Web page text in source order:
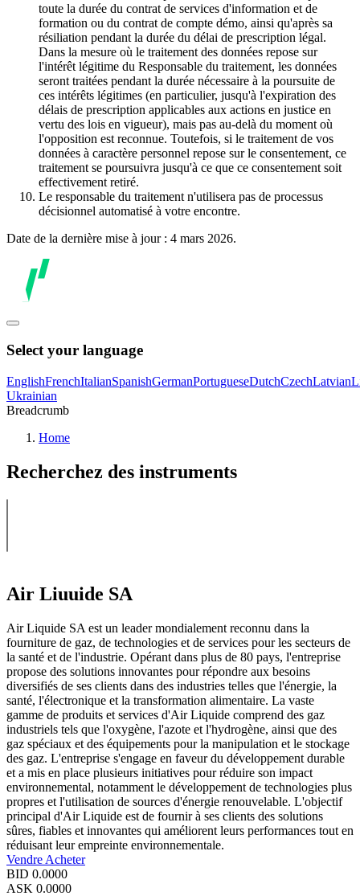
toute la durée du contrat de services d'information et de
formation ou du contrat de compte démo, ainsi qu'après sa
résiliation pendant la durée du délai de prescription légal.
Dans la mesure où le traitement des données repose sur
l'intérêt légitime du Responsable du traitement, les données
seront traitées pendant la durée nécessaire à la poursuite de
ces intérêts légitimes (en particulier, jusqu'à l'expiration des
délais de prescription applicables aux actions en justice en
vertu des lois en vigueur), mais pas au-delà du moment où
l'opposition est reconnue. Toutefois, si le traitement de vos
données à caractère personnel repose sur le consentement, ce
traitement se poursuivra jusqu'à ce que ce consentement soit
effectivement retiré.
Le responsable du traitement n'utilisera pas de processus
décisionnel automatisé à votre encontre.
Date de la dernière mise à jour : 4 mars 2026.
Select your language
EnglishFrenchItalianSpanishGermanPortugueseDutchCzechLatvian
Ukrainian
Breadcrumb
Home
Recherchez des instruments
Air Liuuide SA
Air Liquide SA est un leader mondialement reconnu dans la
fourniture de gaz, de technologies et de services pour les secteurs de
la santé et de l'industrie. Opérant dans plus de 80 pays, l'entreprise
propose des solutions innovantes pour répondre aux besoins
diversifiés de ses clients dans des industries telles que l'énergie, la
santé, l'électronique et la transformation alimentaire. La vaste
gamme de produits et services d'Air Liquide comprend des gaz
industriels tels que l'oxygène, l'azote et l'hydrogène, ainsi que des
gaz spéciaux et des équipements pour la manipulation et le stockage
des gaz. L'entreprise s'engage en faveur du développement durable
et a mis en place plusieurs initiatives pour réduire son impact
environnemental, notamment le développement de technologies plus
propres et l'utilisation de sources d'énergie renouvelable. L'objectif
principal d'Air Liquide est de fournir à ses clients des solutions
sûres, fiables et innovantes qui améliorent leurs performances tout en
réduisant leur empreinte environnementale.
Vendre Acheter
BID 0.0000
ASK 0.0000